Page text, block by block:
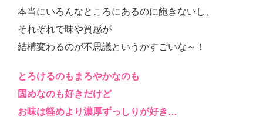
本当にいろんなところにあるのに飽きないし、
それぞれで味や質感が
結構変わるのが不思議というかすごいな～！
とろけるのもまろやかなのも
固めなのも好きだけど
お味は軽めより濃厚ずっしりが好き…